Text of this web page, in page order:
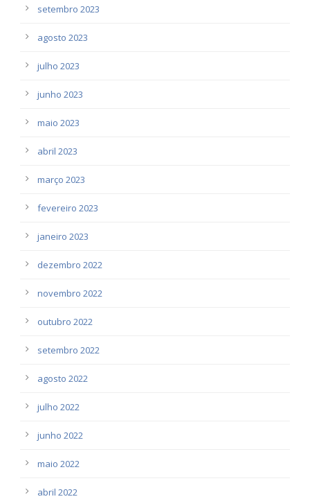
setembro 2023
agosto 2023
julho 2023
junho 2023
maio 2023
abril 2023
março 2023
fevereiro 2023
janeiro 2023
dezembro 2022
novembro 2022
outubro 2022
setembro 2022
agosto 2022
julho 2022
junho 2022
maio 2022
abril 2022